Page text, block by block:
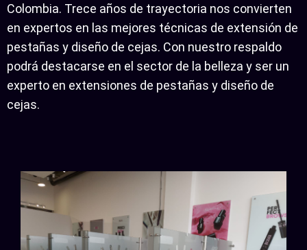
Colombia. Trece años de trayectoria nos convierten
en expertos en las mejores técnicas de extensión de
pestañas y diseño de cejas. Con nuestro respaldo
podrá destacarse en el sector de la belleza y ser un
experto en extensiones de pestañas y diseño de
cejas.